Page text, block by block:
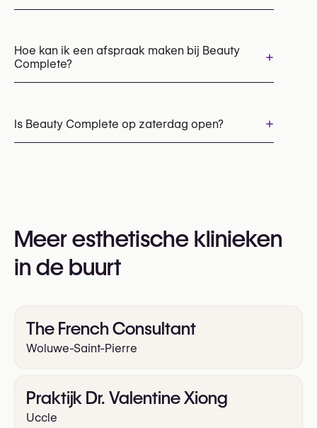
Cryolipolyse (CoolSculpting vet bevriezing)
HydraFacial
Microneedling
Hoe kan ik een afspraak maken bij Beauty
Complete?
+
+32 471 99 09 96
U kunt ook hun website bezoeken voor meer
Is Beauty Complete op zaterdag open? +
Meer esthetische klinieken
in de buurt
The French Consultant
Woluwe-Saint-Pierre
Praktijk Dr. Valentine Xiong
Uccle